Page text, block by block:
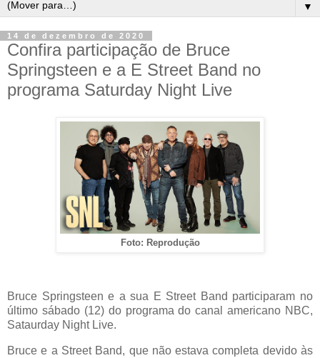
▼
14 de dezembro de 2020
Confira participação de Bruce
Springsteen e a E Street Band no
programa Saturday Night Live
Foto: Reprodução
Bruce Springsteen e a sua E Street Band participaram no
último sábado (12) do programa do canal americano NBC,
Sataurday Night Live.
Bruce e a Street Band, que não estava completa devido às